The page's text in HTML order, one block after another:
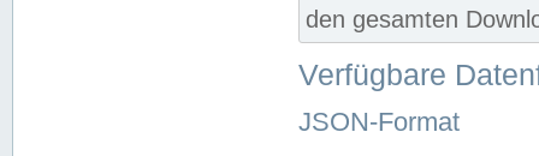
den gesamten
Verfügbare
JSON-Format